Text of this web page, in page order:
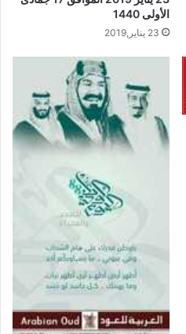
الأولى 1440
23 يناير,2019